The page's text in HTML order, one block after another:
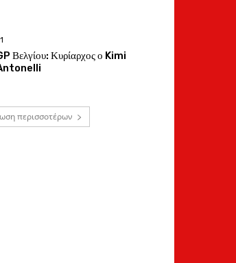
Βελγίου: Κυρίαρχος ο Kimi
περισσοτέρων